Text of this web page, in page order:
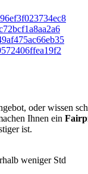
oder wissen
Ihnen ein
ist.
weniger Std